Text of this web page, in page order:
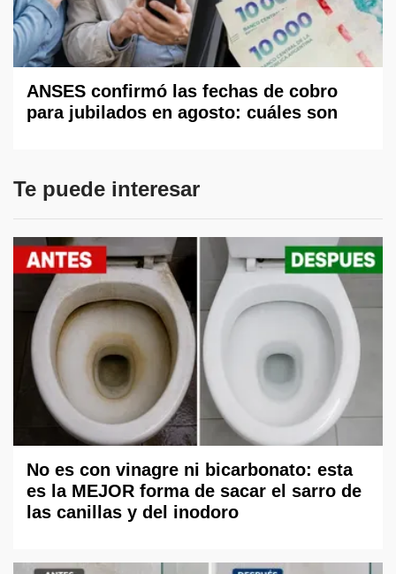
ANSES confirmó las fechas de cobro
para jubilados en agosto: cuáles son
Te puede interesar
No es con vinagre ni bicarbonato: esta
es la MEJOR forma de sacar el sarro de
las canillas y del inodoro